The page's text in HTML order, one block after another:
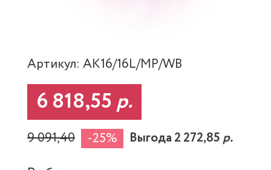
Артикул: AK16/16L/MP/WB
6 818,55 р.
9 091,40 -25% Выгода 2 272,85р.